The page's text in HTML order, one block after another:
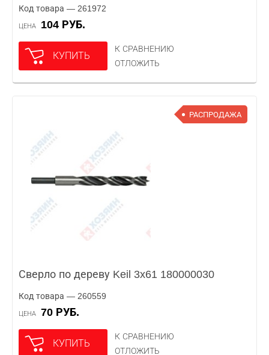
Код товара — 261972
ЦЕНА 104 РУБ.
КУПИТЬ
К СРАВНЕНИЮ
ОТЛОЖИТЬ
РАСПРОДАЖА
Сверло по дереву Keil 3x61 180000030
Код товара — 260559
ЦЕНА 70 РУБ.
КУПИТЬ
К СРАВНЕНИЮ
ОТЛОЖИТЬ